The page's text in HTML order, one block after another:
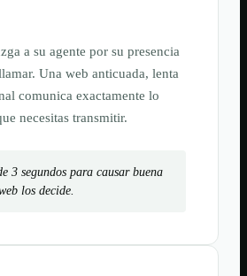
a su agente por su presencia
Una web anticuada, lenta
comunica exactamente lo
necesitas transmitir.
3 segundos para causar buena
los decide.